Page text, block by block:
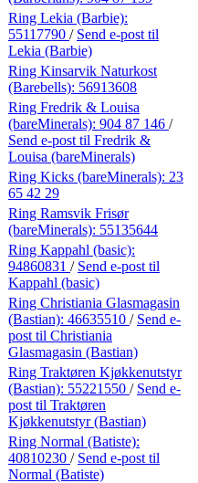
Ring Lekia (Barbie):
55117790 / Send e-post til
Lekia (Barbie)
Ring Kinsarvik Naturkost
(Barebells): 56913608
Ring Fredrik & Louisa
(bareMinerals): 904 87 146 /
Send e-post til Fredrik &
Louisa (bareMinerals)
Ring Kicks (bareMinerals): 23
65 42 29
Ring Ramsvik Frisør
(bareMinerals): 55135644
Ring Kappahl (basic):
94860831 / Send e-post til
Kappahl (basic)
Ring Christiania Glasmagasin
(Bastian): 46635510 / Send e-
post til Christiania
Glasmagasin (Bastian)
Ring Traktøren Kjøkkenutstyr
(Bastian): 55221550 / Send e-
post til Traktøren
Kjøkkenutstyr (Bastian)
Ring Normal (Batiste):
40810230 / Send e-post til
Normal (Batiste)